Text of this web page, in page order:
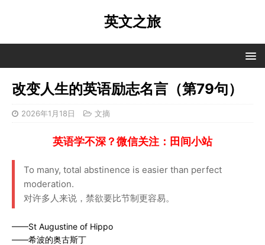
英文之旅
改变人生的英语励志名言（第79句）
2026年1月18日 文摘
英语学不深？微信关注：田间小站
To many, total abstinence is easier than perfect
moderation.
对许多人来说，禁欲要比节制更容易。
——St Augustine of Hippo
——希波的奥古斯丁